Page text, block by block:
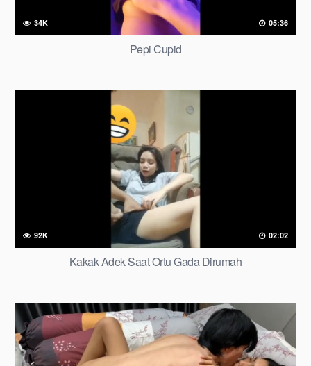
34K 05:36
Pepi Cupid
92K 02:02
Kakak Adek Saat Ortu Gada Dirumah